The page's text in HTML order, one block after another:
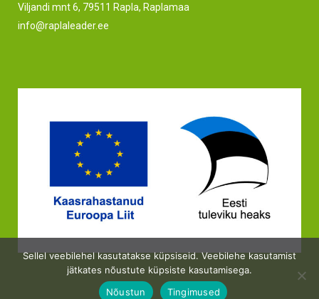
Viljandi mnt 6, 79511 Rapla, Raplamaa
info@raplaleader.ee
Sellel veebilehel kasutatakse küpsiseid. Veebilehe kasutamist
jätkates nõustute küpsiste kasutamisega.
Nõustun
Tingimused